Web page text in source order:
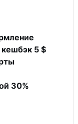
5 $
30%